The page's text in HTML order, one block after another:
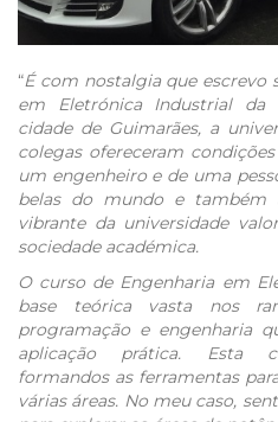
“É com nostalgia que escrevo
em Eletrónica Industrial da
cidade de Guimarães, a
colegas ofereceram
um engenheiro e de uma
belas do mundo e também
vibrante da universidade
sociedade académica.
O curso de Engenharia em
base teórica vasta nos
programação e engenharia
aplicação prática. Esta
formandos as ferramentas
várias áreas. No meu caso,